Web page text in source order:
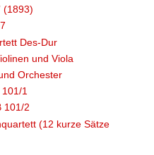
(1893)
Des-Dur
und Viola
Orchester
101/1
101/2
(12 kurze Sätze